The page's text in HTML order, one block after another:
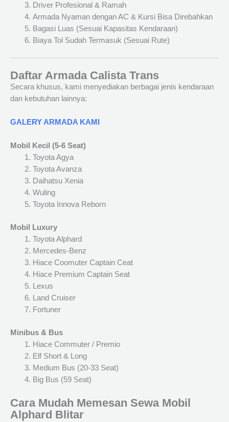
Driver Profesional & Ramah
Armada Nyaman dengan AC & Kursi Bisa Direbahkan
Bagasi Luas (Sesuai Kapasitas Kendaraan)
Biaya Tol Sudah Termasuk (Sesuai Rute)
Daftar Armada Calista Trans
Secara khusus, kami menyediakan berbagai jenis kendaraan
dan kebutuhan lainnya:
GALERY ARMADA KAMI
Mobil Kecil (5-6 Seat)
Toyota Agya
Toyota Avanza
Daihatsu Xenia
Wuling
Toyota Innova Reborn
Mobil Luxury
Toyota Alphard
Mercedes-Benz
Hiace Coomuter Captain Ceat
Hiace Premium Captain Seat
Lexus
Land Cruiser
Fortuner
Minibus & Bus
Hiace Commuter / Premio
Elf Short & Long
Medium Bus (20-33 Seat)
Big Bus (59 Seat)
Cara Mudah Memesan Sewa Mobil
Alphard Blitar